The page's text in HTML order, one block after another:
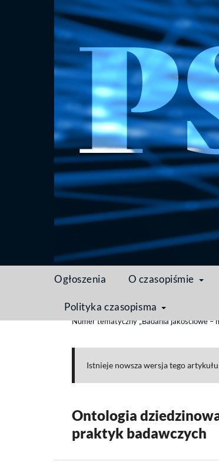
Ogłoszenia O czasopiśmie
Polityka czasopisma
Strona domowa / Archiwum
Numer tematyczny „Badania jakościowe –
Istnieje nowsza wersja tego
Ontologia
praktyk badawczych